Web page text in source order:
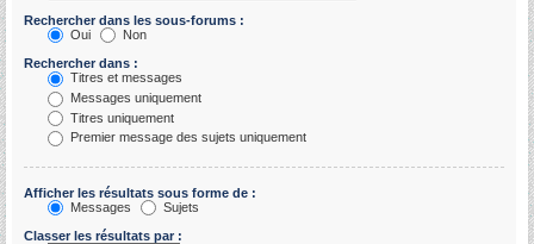
Rechercher dans les sous-forums :
Oui
Non
Rechercher dans :
Titres et messages
Messages uniquement
Titres uniquement
Premier message des sujets uniquement
Afficher les résultats sous forme de :
Messages
Sujets
Classer les résultats par :